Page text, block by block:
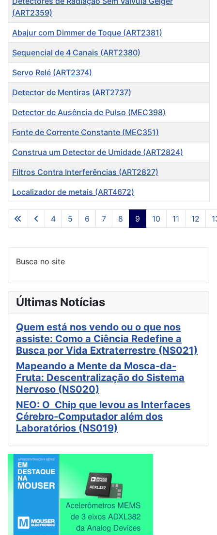
Artigos
(ART2359)
Abajur com Dimmer de Toque (ART2381)
Sequencial de 4 Canais (ART2380)
Servo Relé (ART2374)
Detector de Mentiras (ART2737)
Detector de Ausência de Pulso (MEC398)
Fonte de Corrente Constante (MEC351)
Construa um Detector de Umidade (ART2824)
Filtros Contra Interferências (ART2827)
Localizador de metais (ART4672)
Página 9 de 42
4 5 6 7 8 9 10 11 12
Busca no site
Últimas Notícias
Quem está nos vendo ou o que nos
assiste: Como a Ciência Redefine a
Busca por Vida Extraterrestre (NS021)
Mapeando a Mente da Mosca-da-
Fruta: Descentralização do Sistema
Nervoso (NS020)
NEO: O Chip que levou as Interfaces
Cérebro-Computador além dos
Laboratórios (NS019)